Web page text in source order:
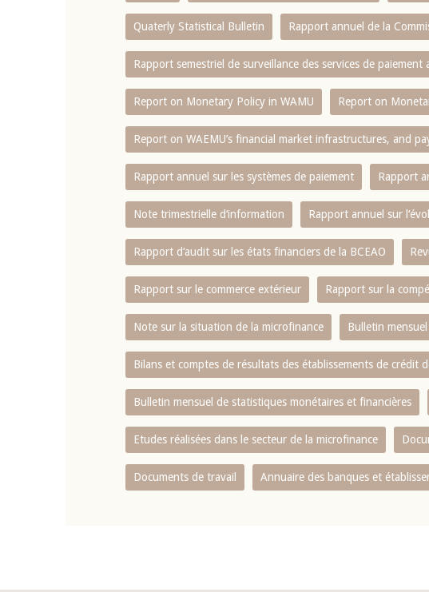
Quaterly Statistical Bulletin Rapport annuel de la
Rapport semestriel de surveillance des services de
Report on Monetary Policy in WAMU Report on
Report on WAEMU’s financial market infrastructures, and
Rapport annuel sur les systèmes de paiement Rapport
Note trimestrielle d‘information Rapport annuel sur
Rapport d‘audit sur les états financiers de la BCEAO
Rapport sur le commerce extérieur Rapport sur la
Note sur la situation de la microfinance Bulletin
Bilans et comptes de résultats des établissements de crédit
Bulletin mensuel de statistiques monétaires et financières
Etudes réalisées dans le secteur de la microfinance
Documents de travail Annuaire des banques et